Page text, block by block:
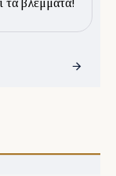
τα βλέμματα!